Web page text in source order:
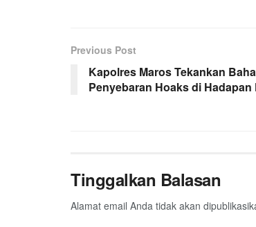
Previous Post
Kapolres Maros Tekankan
Penyebaran Hoaks di Hadapan
Tinggalkan Balasan
Alamat email Anda tidak akan